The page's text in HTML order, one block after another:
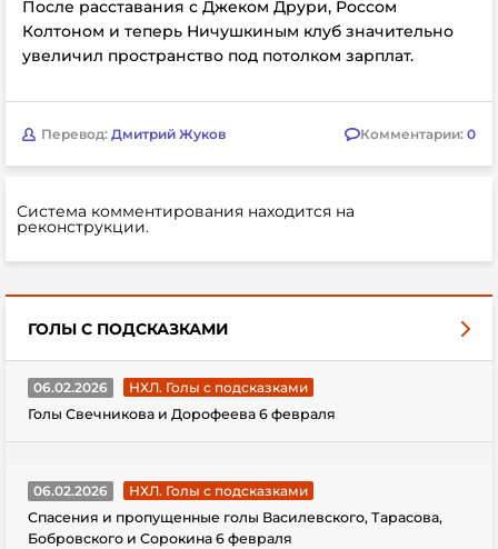
После расставания с Джеком Друри, Россом
Колтоном и теперь Ничушкиным клуб значительно
увеличил пространство под потолком зарплат.
Перевод: Дмитрий Жуков Комментарии: 0
Система комментирования находится на
реконструкции.
ГОЛЫ С ПОДСКАЗКАМИ
06.02.2026
НХЛ. Голы с подсказками
Голы Свечникова и Дорофеева 6 февраля
06.02.2026
НХЛ. Голы с подсказками
Спасения и пропущенные голы Василевского, Тарасова,
Бобровского и Сорокина 6 февраля